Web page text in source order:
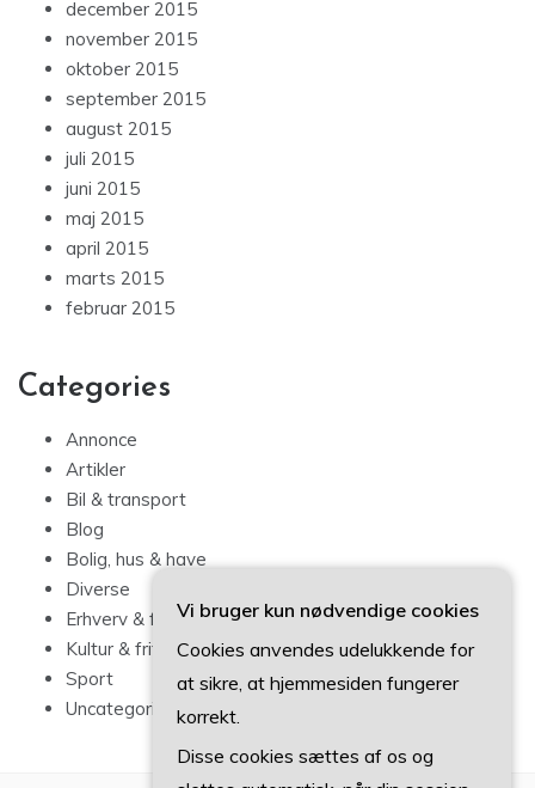
december 2015
november 2015
oktober 2015
september 2015
august 2015
juli 2015
juni 2015
maj 2015
april 2015
marts 2015
februar 2015
Categories
Annonce
Artikler
Bil & transport
Blog
Bolig, hus & have
Diverse
Erhverv & forbrug
Kultur & fritid
Sport
Uncategorized
Vi bruger kun nødvendige cookies
Cookies anvendes udelukkende for
at sikre, at hjemmesiden fungerer
korrekt.
Disse cookies sættes af os og